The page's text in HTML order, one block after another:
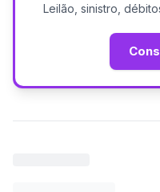
Leilão, sinistro,